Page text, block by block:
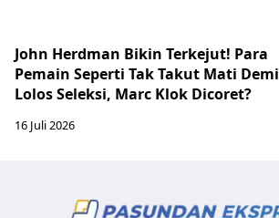
John Herdman Bikin Terkejut! Para
Pemain Seperti Tak Takut Mati Demi
Lolos Seleksi, Marc Klok Dicoret?
16 Juli 2026